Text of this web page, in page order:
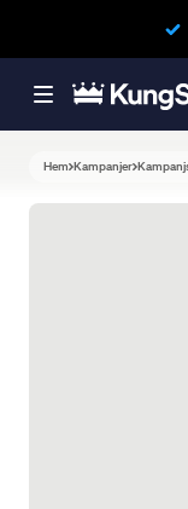
Hem Kampanjer